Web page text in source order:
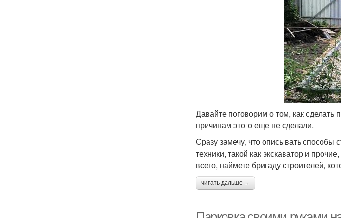
Давайте поговорим о том, как
причинам этого еще не сделали.
Сразу замечу, что описывать способы
техники, такой как экскаватор и
всего, наймете бригаду строителей,
читать дальше →